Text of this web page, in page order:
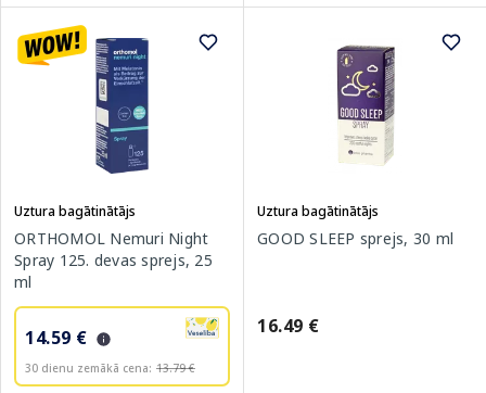
Uztura bagātinātājs
ORTHOMOL Nemuri Night
Spray 125. devas sprejs, 25
ml
14.59 €
30 dienu zemākā cena: 13.79 €
Uztura bagātinātājs
GOOD SLEEP sprejs, 30 ml
16.49 €